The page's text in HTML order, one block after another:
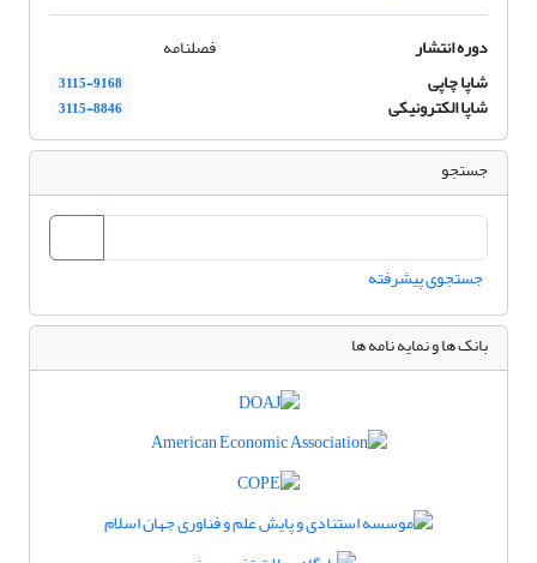
دوره انتشار
فصلنامه
شاپا چاپی
3115-9168
شاپا الکترونیکی 3115-8846
جستجو
جستجوی پیشرفته
بانک ها و نمایه نامه ها